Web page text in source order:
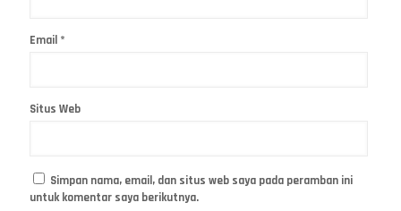
Email *
Situs Web
Simpan nama, email, dan situs web saya pada peramban ini
untuk komentar saya berikutnya.